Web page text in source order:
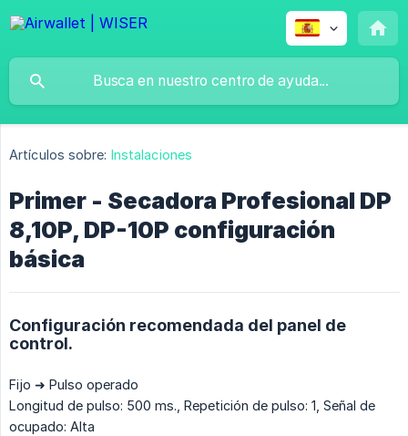
Artículos sobre: Instalaciones
Primer - Secadora Profesional DP
8,10P, DP-10P configuración
básica
Configuración recomendada del panel de
control.
Fijo ➜ Pulso operado
Longitud de pulso: 500 ms., Repetición de pulso: 1, Señal de
ocupado: Alta